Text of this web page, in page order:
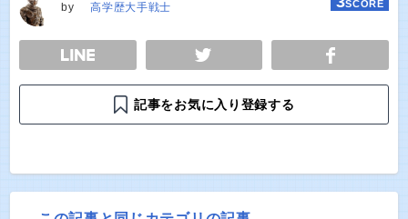
by 高学歴大手戦士 SCORE
TWEET
記事をお気に入り登録する